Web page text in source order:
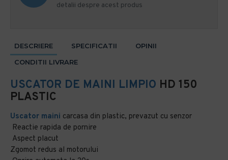
detalii despre acest produs
DESCRIERE SPECIFICATII
OPINII
CONDITII LIVRARE
USCATOR DE MAINI LIMPIO HD 150
PLASTIC
Uscator maini carcasa din plastic, prevazut cu senzor
Reactie rapida de pornire
Aspect placut
Zgomot redus al motorului